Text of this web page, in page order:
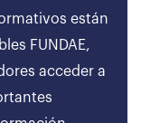
están
FUNDAE,
acceder a